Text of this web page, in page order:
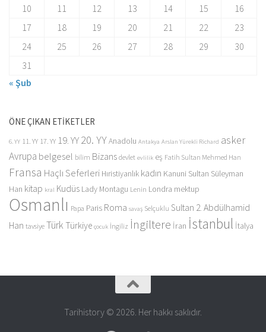
10
11 12 13 14 15
16
17
18 19 20 21 22
23
24
25 26 27 28 29
30
31
« Şub
ÖNE ÇIKAN ETİKETLER
6. YY 11. YY 17. YY 19. YY20. YYAnadolu Antakya Arslan Yürekli Richard asker
Avrupa belgesel bilim Bizans devlet evlilik eş Fatih Sultan Mehmed Han
Fransa Haçlı Seferleri Hıristiyanlık kadın Kanuni Sultan Süleyman
Han kitap kral Kudüs Lady Montagu Lenin Londra mektup
Osmanlı Papa Paris Roma savaş Selçuklu Sultan 2. Abdülhamid
Han tavsiye Türk Türkiye çocuk İngiliz İngiltere İran İstanbul İtalya
Tarihistory © 2026. Her hakkı saklıdır.